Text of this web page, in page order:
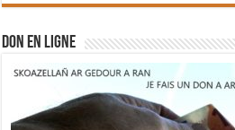
DON EN LIGNE